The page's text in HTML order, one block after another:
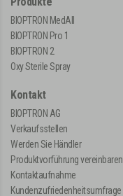
BIOPTRON MedAll
BIOPTRON Pro 1
BIOPTRON 2
Oxy Sterile Spray
Kontakt
BIOPTRON AG
Verkaufsstellen
Werden Sie Händler
Produktvorführung vereinbaren
Kontaktaufnahme
Kundenzufriedenheitsumfrage